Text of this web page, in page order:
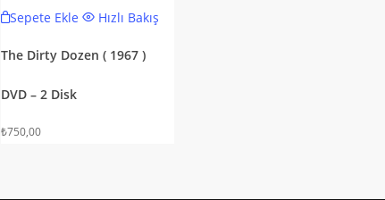
Sepete Ekle Hızlı Bakış
The Dirty Dozen ( 1967 )
DVD – 2 Disk
₺750,00